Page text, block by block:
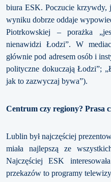
biura ESK. Poczucie krzywdy,
wyniku dobrze oddaje
Piotrkowskiej – porażka
nienawidzi Łodzi”. W
głównie pod adresem osób i
polityczne dokuczają Łodzi”;
jak to zazwyczaj bywa”).
Centrum czy regiony? Prasa
Lublin był najczęściej
miała najlepszą ze
Najczęściej ESK
przekazów to programy